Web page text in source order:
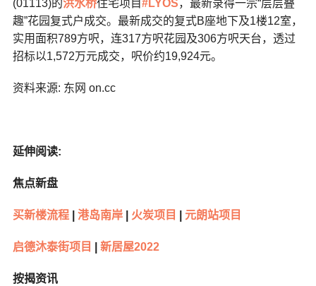
(01113)的洪水桥住宅项目#LYOS，最新录得一宗“层层叠
趣”花园复式户成交。最新成交的复式B座地下及1楼12室，
实用面积789方呎，连317方呎花园及306方呎天台，透过
招标以1,572万元成交，呎价约19,924元。
资料来源: 东网 on.cc
延伸阅读:
焦点新盘
买新楼流程| 港岛南岸| 火炭项目 元朗站项目
启德沐泰街项目 新居屋2022
按揭资讯